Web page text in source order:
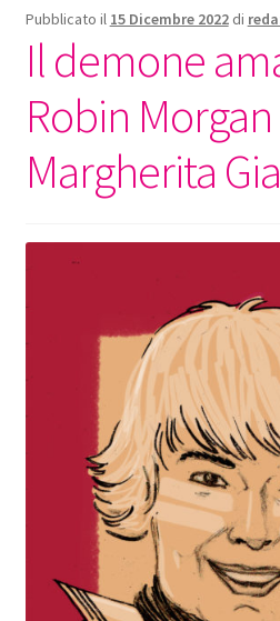
Pubblicato il 15 Dicembre 2022 di
Il demone
Robin
Margherita